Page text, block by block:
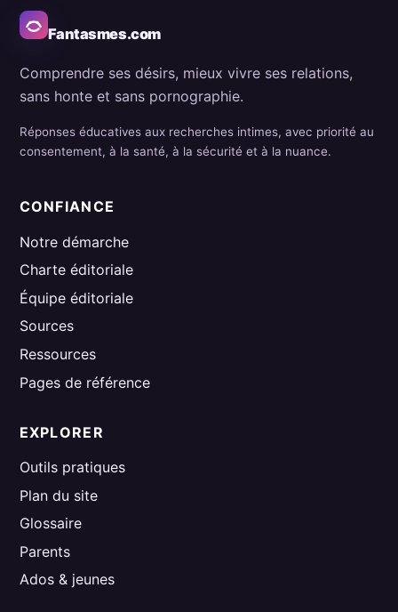
Fantasmes.com
Comprendre ses désirs, mieux vivre ses relations,
sans honte et sans pornographie.
Réponses éducatives aux recherches intimes, avec priorité au
consentement, à la santé, à la sécurité et à la nuance.
CONFIANCE
Notre démarche
Charte éditoriale
Équipe éditoriale
Sources
Ressources
Pages de référence
EXPLORER
Outils pratiques
Plan du site
Glossaire
Parents
Ados & jeunes